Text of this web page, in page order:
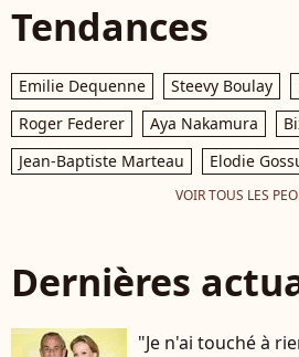
Tendances
Emilie Dequenne Steevy Boulay
Roger Federer
Aya Nakamura
Jean-Baptiste Marteau
Elodie
VOIR TOUS LES
Dernières
"Je n'ai touché à